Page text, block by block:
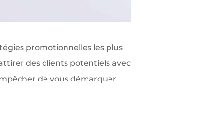
promotionnelles les plus
des clients potentiels avec
de vous démarquer